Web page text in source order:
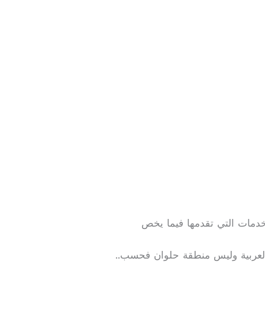
التي تقدمها فيما يخص
وليس منطقة حلوان فحسب..